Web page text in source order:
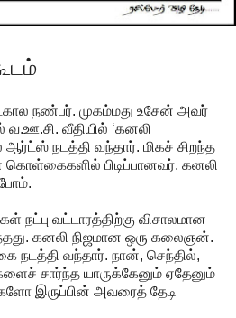
நண்பர். முகம்மது உசேன் அவர்
வ.ஊ.சி. வீதியில் ‘கனலி
நடத்தி வந்தார். மிகச் சிறந்த
கொள்கைகளில் பிடிப்பானவர். கனலி
வட்டாரத்திற்கு விசாலமான
கனலி நிஜமான ஒரு கலைஞன்.
நடத்தி வந்தார். நான், செந்தில்,
சார்ந்த யாருக்கேனும் ஏதேனும்
இருப்பின் அவரைத் தேடி